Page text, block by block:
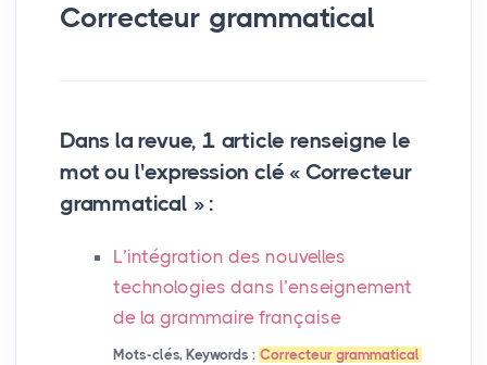
Correcteur grammatical
Dans la revue, 1 article renseigne le
mot ou l'expression clé « Correcteur
grammatical » :
L’intégration des nouvelles
technologies dans l’enseignement
de la grammaire française
Mots-clés, Keywords : Correcteur grammatical